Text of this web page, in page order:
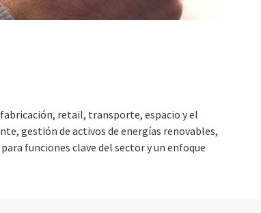
fabricación, retail, transporte, espacio y el
gestión de activos de energías renovables,
funciones clave del sector y un enfoque